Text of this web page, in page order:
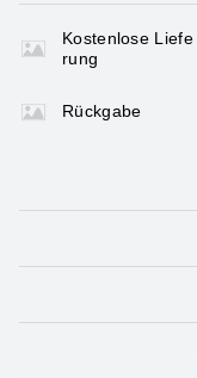
Kostenlose Liefe
rung
Rückgabe